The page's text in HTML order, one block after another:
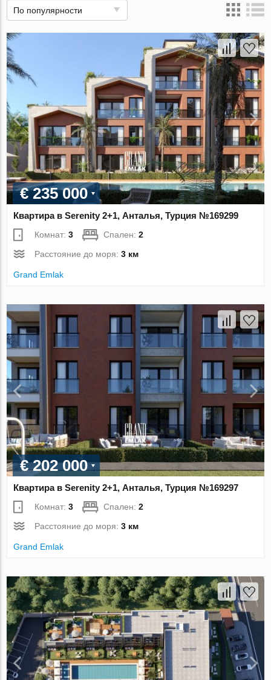
По популярности
€ 235 000
Квартира в Serenity 2+1, Анталья, Турция №169299
Комнат:3 Спален:2
Расстояние до моря:3 км
Grand Emlak
€ 202 000
Квартира в Serenity 2+1, Анталья, Турция №169297
Комнат:3 Спален:2
Расстояние до моря:3 км
Grand Emlak